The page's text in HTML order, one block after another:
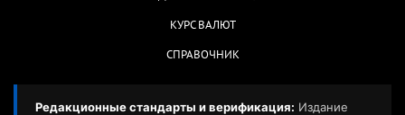
КУРС ВАЛЮТ
СПРАВОЧНИК
Редакционные стандарты и верификация: Издание